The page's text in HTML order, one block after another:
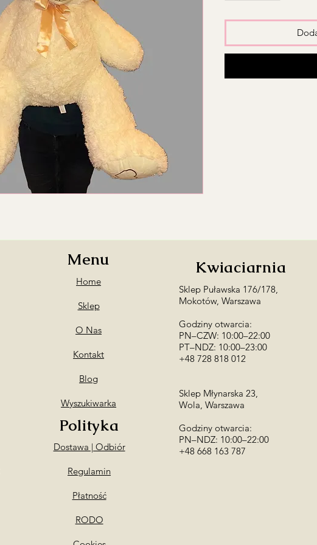
Menu
Home
Sklep
O Nas
Kontakt
Blog
Wyszukiwarka
Polityka
Dostawa | Odbiór
Regulamin
Płatność
RODO
Kwiaciarnia
Sklep Puławska 176/178,
Mokotów, Warszawa
Godziny otwarcia:
PN–CZW: 10:00–22:00
PT–NDZ: 10:00–23:00
+48 728 818 012
Sklep Młynarska 23,
Wola, Warszawa
Godziny otwarcia:
PN–NDZ: 10:00–22:00
​+48 668 163 787